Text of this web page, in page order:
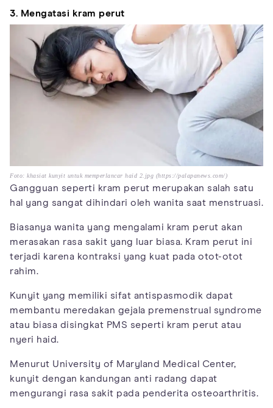
3. Mengatasi kram perut
Foto: khasiat kunyit untuk memperlancar haid 2.jpg (https://palapanews.com/)
Gangguan seperti kram perut merupakan salah satu
hal yang sangat dihindari oleh wanita saat menstruasi.
Biasanya wanita yang mengalami kram perut akan
merasakan rasa sakit yang luar biasa. Kram perut ini
terjadi karena kontraksi yang kuat pada otot-otot
rahim.
Kunyit yang memiliki sifat antispasmodik dapat
membantu meredakan gejala premenstrual syndrome
atau biasa disingkat PMS seperti kram perut atau
nyeri haid.
Menurut University of Maryland Medical Center,
kunyit dengan kandungan anti radang dapat
mengurangi rasa sakit pada penderita osteoarthritis.